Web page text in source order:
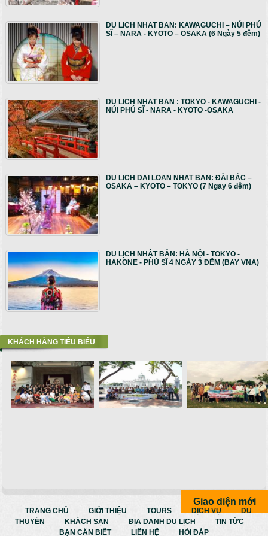
DU LICH NHAT BAN: KAWAGUCHI – NÚI PHÚ
SĨ – NARA - KYOTO – OSAKA (6 Ngày 5 đêm)
DU LICH NHAT BAN : TOKYO - KAWAGUCHI -
NÚI PHÚ SĨ - NARA - KYOTO -OSAKA
DU LICH DAI LOAN NHAT BAN: ĐÀI BẮC –
OSAKA – KYOTO – TOKYO (7 Ngay 6 đêm)
DU LỊCH NHẬT BẢN: HÀ NỘI - TOKYO -
HAKONE - PHÚ SĨ 4 NGÀY 3 ĐÊM (BAY VNA)
KHÁCH HÀNG TIÊU BIỂU
TRANG CHỦ GIỚI THIỆU TOURS DỊCH VỤ
DU
THUYỀN
KHÁCH SẠN ĐỊA DANH DU LỊCH
TIN TỨC
BẠN CẦN BIẾT
LIÊN HỆ HỎI ĐÁP
Giao diện mới